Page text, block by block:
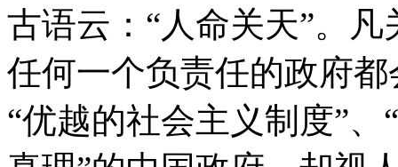
古语云：“人命关天”。
任何一个负责任的政府
“优越的社会主义制度”